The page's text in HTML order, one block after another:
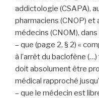
addictologie (CSAPA),
pharmaciens (CNOP) et
médecins (CNOM), dans
– que (page 2, § 2) «
à l’arrêt du baclofène
doit absolument être
médical rapproché
– que le médecin est